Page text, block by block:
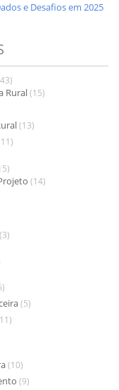
e Desafios em 2025
Rural(15)
(13)
(14)
(5)
(10)
(9)